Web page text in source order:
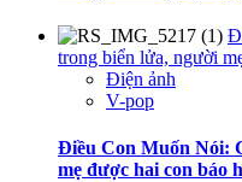
trong biển lửa, người
Điện ảnh
V-pop
Điều Con Muốn Nói:
mẹ được hai con báo